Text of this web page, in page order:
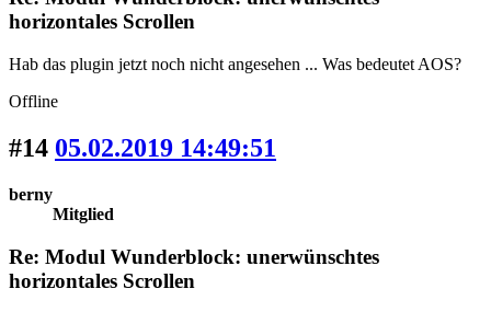
horizontales Scrollen
Hab das plugin jetzt noch nicht angesehen ... Was bedeutet AOS?
Offline
#14 05.02.2019 14:49:51
berny
Mitglied
Re: Modul Wunderblock: unerwünschtes
horizontales Scrollen